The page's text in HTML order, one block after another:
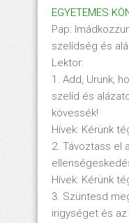
EGYETEMES
Pap:
szelídség és
Lektor:
1. Add, Urunk,
szelíd és
kövessék!
Hívek: Kérünk
2. Távoztass el
Hívek: Kérünk
3. Szüntesd
irigységet és